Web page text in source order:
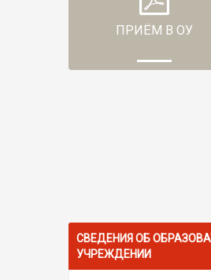
ПРИЁМ В ОУ
СВЕДЕНИЯ ОБ
УЧРЕЖДЕНИИ